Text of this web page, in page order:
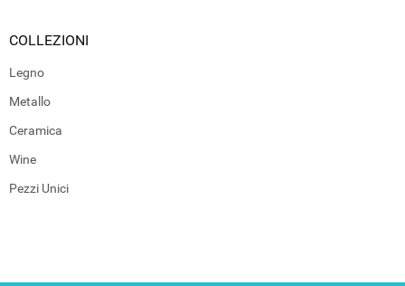
COLLEZIONI
Legno
Metallo
Ceramica
Wine
Pezzi Unici